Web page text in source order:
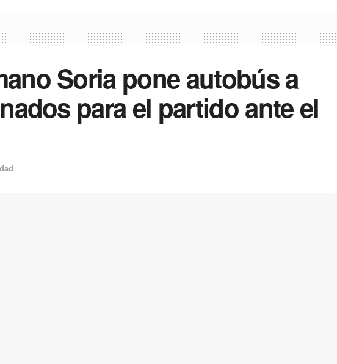
Soria pone autobús a
para el partido ante el